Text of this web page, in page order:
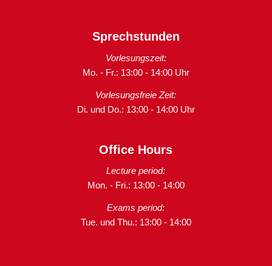
Sprechstunden
Vorlesungszeit:
Mo. - Fr.: 13:00 - 14:00 Uhr
Vorlesungsfreie Zeit:
Di. und Do.: 13:00 - 14:00 Uhr
Office Hours
Lecture period:
Mon. - Fri.: 13:00 - 14:00
Exams period:
Tue. und Thu.: 13:00 - 14:00